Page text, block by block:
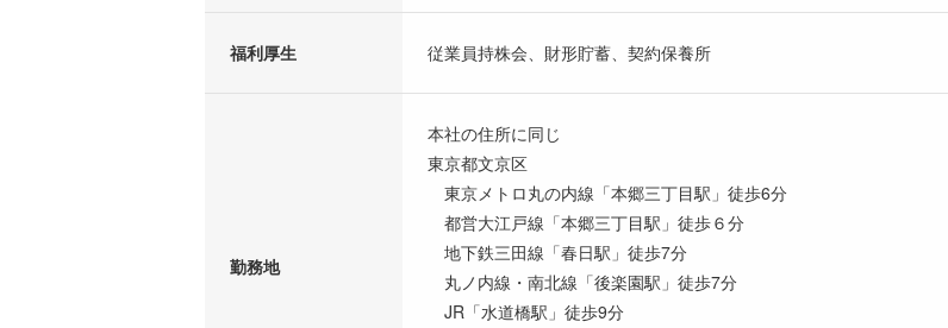
福利厚生 従業員持株会、財形貯蓄、契約保養所
勤務地
本社の住所に同じ
東京都文京区
東京メトロ丸の内線「本郷三丁目駅」徒歩6分
都営大江戸線「本郷三丁目駅」徒歩６分
地下鉄三田線「春日駅」徒歩7分
丸ノ内線・南北線「後楽園駅」徒歩7分
JR「水道橋駅」徒歩9分